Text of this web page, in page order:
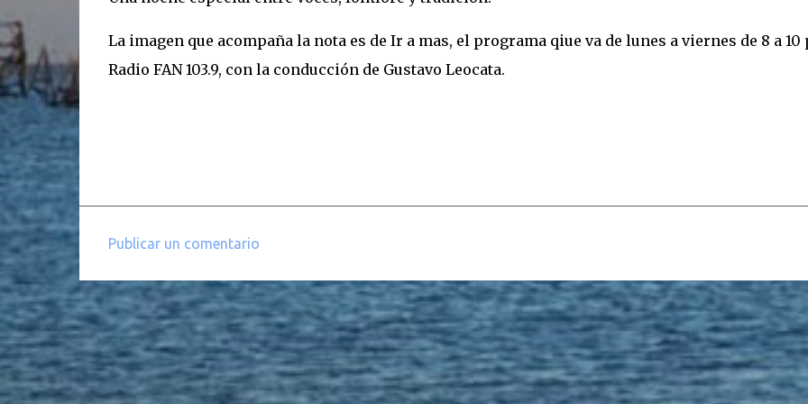
La imagen que acompaña la nota es de Ir a mas, el programa qiue va de lunes a viernes de 8 a 10
Radio FAN 103.9, con la conducción de Gustavo Leocata.
o
m
e
n
t
Publicar un comentario